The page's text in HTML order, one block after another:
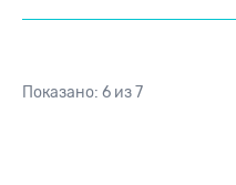
Показано: 6 из7